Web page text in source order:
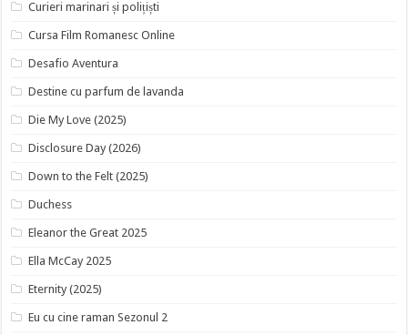
Curieri marinari și polițiști
Cursa Film Romanesc Online
Desafio Aventura
Destine cu parfum de lavanda
Die My Love (2025)
Disclosure Day (2026)
Down to the Felt (2025)
Duchess
Eleanor the Great 2025
Ella McCay 2025
Eternity (2025)
Eu cu cine raman Sezonul 2